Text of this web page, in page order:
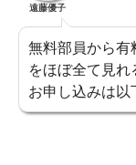
遠藤優子
無料部員から有
をほぼ全て見
お申し込みは以